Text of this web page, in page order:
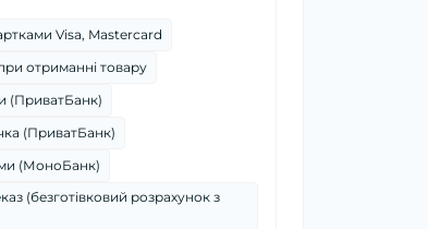
Visa, Mastercard
отриманні товару
(ПриватБанк)
(ПриватБанк)
(МоноБанк)
(безготівковий розрахунок з